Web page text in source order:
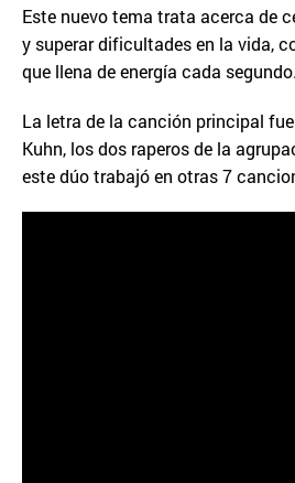
Este nuevo tema trata acerca de
y superar dificultades en la vida,
que llena de energía cada segundo.
La letra de la canción principal
Kuhn, los dos raperos de la
este dúo trabajó en otras 7